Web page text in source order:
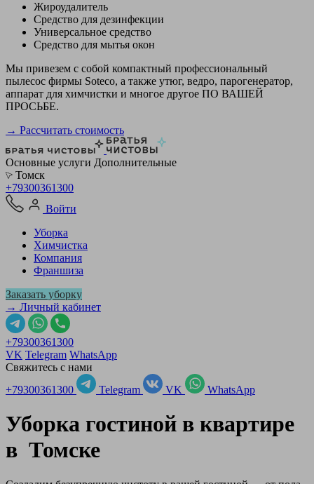
Жироудалитель
Средство для дезинфекции
Универсальное средство
Средство для мытья окон
Мы привезем с собой компактный профессиональный
пылесос фирмы Soteco, а также утюг, ведро, парогенератор,
аппарат для химчистки и многое другое ПО ВАШЕЙ
ПРОСЬБЕ.
→ Рассчитать стоимость
Основные услуги Дополнительные
Томск
+79300361300
Войти
Уборка
Химчистка
Компания
Франшиза
Заказать уборку
→ Личный кабинет
+79300361300
VK Telegram WhatsApp
Свяжитесь с нами
+79300361300
Telegram VK WhatsApp
Уборка гостиной в квартире
в Томске